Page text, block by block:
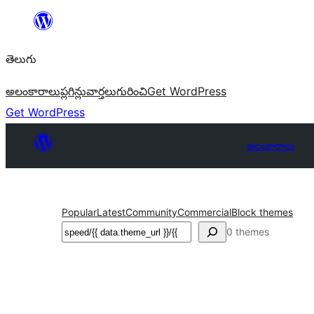
విషయానికి
తెలుగు
అలంకారాలుప్లగిన్లువార్తలుగురించిGet WordPress
Get WordPress
అలంకారాలు
PopularLatestCommunityCommercialBlock themes
వెతుకు 0 themes